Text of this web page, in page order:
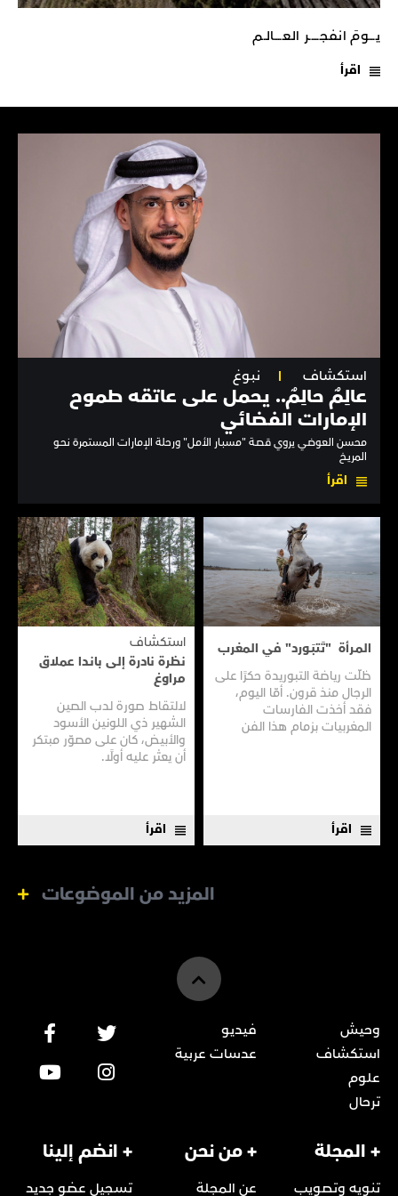
يـــومَ انفجـــــر العــــالـم
اقرأ
استكشاف نبوغ
عالِمٌ حالِمٌ.. يحمل على عاتقه طموح
الإمارات الفضائي
محسن العوضي يروي قصـة "مسبـار الأمـل" ورحلة الإمارات المستمرة نحـو
المريـخ
اقرأ
المـرأة "تَتبَـورد" في المغرب
ظلّت رياضة التبوريدة حكرًا على
الرجال منذ قرون. أمّا اليوم،
فقد أخذت الفارسات
المغربيات بزمام هذا الفن
اقرأ
استكشاف
نظرة نادرة إلى بانـدا عملاق
مراوغ
لالتقاط صورة لدب الصين
الشهير ذي اللونين الأسود
والأبيض، كان على مصوّر مبتكر
أن يعثر عليه أولًا.
اقرأ
المزيد من الموضوعات
وحيش
استكشاف
علوم
ترحال
فيديو
عدسات عربية
+ المجلة
تنويه وتصويب
+ من نحن
عن المجلة
+ انضم إلينا
تسجيل عضو جديد